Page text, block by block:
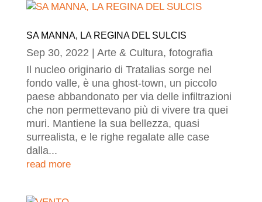
SA MANNA, LA REGINA DEL SULCIS
Sep 30, 2022 Arte & Cultura, fotografia
Il nucleo originario di Tratalias sorge nel
fondo valle, è una ghost-town, un piccolo
paese abbandonato per via delle infiltrazioni
che non permettevano più di vivere tra quei
muri. Mantiene la sua bellezza, quasi
surrealista, e le righe regalate alle case
dalla...
read more